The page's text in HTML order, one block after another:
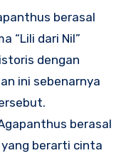
berasal
“Lili dari Nil”
dengan
ini sebenarnya
berasal
yang berarti cinta